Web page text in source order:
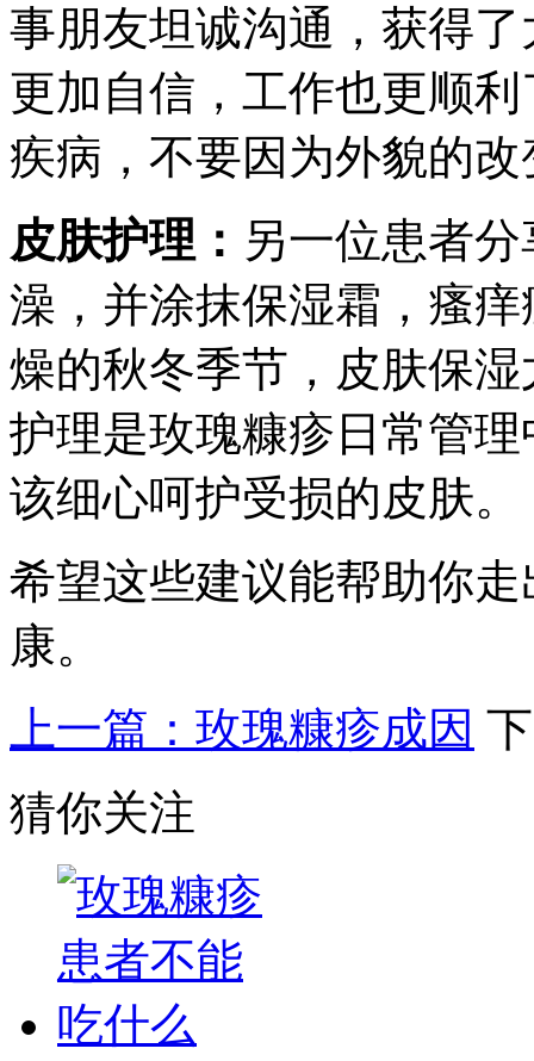
事朋友坦诚沟通，获得
更加自信，工作也更顺
疾病，不要因为外貌的
皮肤护理： 另一位患者
澡，并涂抹保湿霜，瘙
燥的秋冬季节，皮肤保
护理是玫瑰糠疹日常管
该细心呵护受损的皮肤。
希望这些建议能帮助你
康。
上一篇：玫瑰糠疹成因
猜你关注